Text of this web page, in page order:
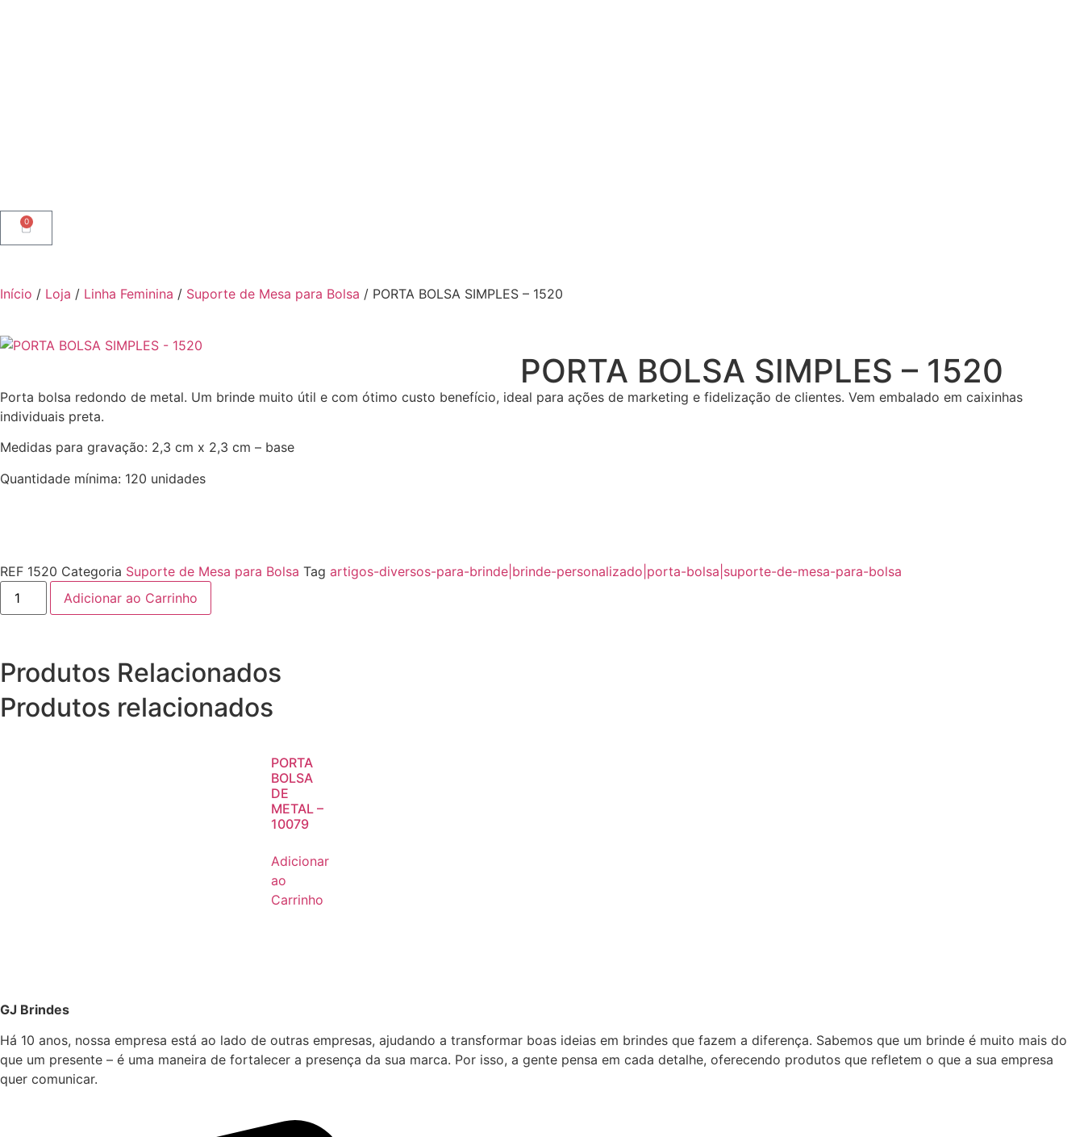
0
Início / Loja / Linha Feminina / Suporte de Mesa para Bolsa / PORTA BOLSA SIMPLES – 1520
PORTA BOLSA SIMPLES – 1520
Porta bolsa redondo de metal. Um brinde muito útil e com ótimo custo benefício, ideal para ações de marketing e fidelização de clientes. Vem embalado em caixinhas
individuais preta.
Medidas para gravação: 2,3 cm x 2,3 cm – base
Quantidade mínima: 120 unidades
REF 1520 Categoria Suporte de Mesa para Bolsa Tag artigos-diversos-para-brinde|brinde-personalizado|porta-bolsa|suporte-de-mesa-para-bolsa
Adicionar ao Carrinho
Produtos Relacionados
Produtos relacionados
PORTA
BOLSA
DE
METAL –
10079
Adicionar
ao
Carrinho
GJ Brindes
Há 10 anos, nossa empresa está ao lado de outras empresas, ajudando a transformar boas ideias em brindes que fazem a diferença. Sabemos que um brinde é muito mais do
que um presente – é uma maneira de fortalecer a presença da sua marca. Por isso, a gente pensa em cada detalhe, oferecendo produtos que refletem o que a sua empresa
quer comunicar.